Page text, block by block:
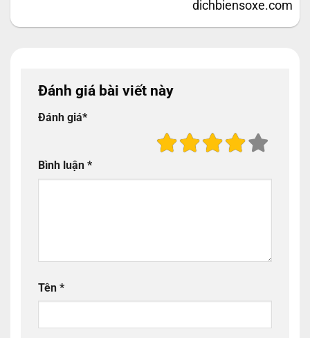
dichbiensoxe.com
Đánh giá bài viết này
Đánh giá*
Bình luận *
Tên *